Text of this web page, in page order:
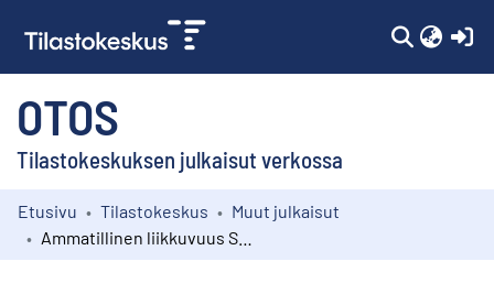
OTOS
Tilastokeskuksen julkaisut verkossa
Kokoelmat
Etusivu Tilastokeskus
Muut julkaisut